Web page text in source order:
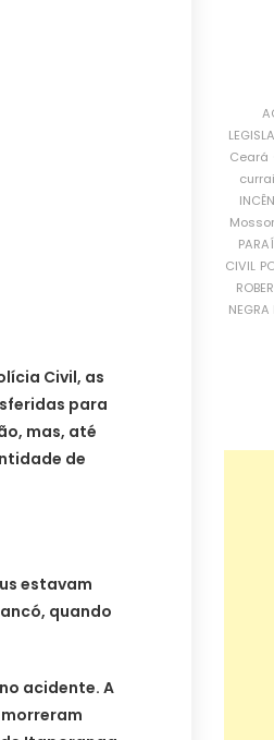
Civil, as
para
mas, até
de
estavam
quando
acidente. A
Ceará
CIVIL
NEGRA